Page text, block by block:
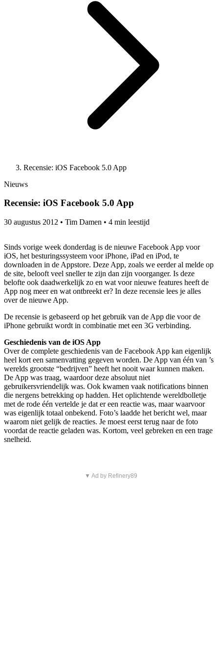
Recensie: iOS Facebook 5.0 App
Nieuws
Recensie: iOS Facebook 5.0 App
30 augustus 2012 • Tim Damen • 4 min leestijd
Sinds vorige week donderdag is de nieuwe Facebook App voor
iOS, het besturingssysteem voor iPhone, iPad en iPod, te
downloaden in de Appstore. Deze App, zoals we eerder al melde op
de site, belooft veel sneller te zijn dan zijn voorganger. Is deze
belofte ook daadwerkelijk zo en wat voor nieuwe features heeft de
App nog meer en wat ontbreekt er? In deze recensie lees je alles
over de nieuwe App.
De recensie is gebaseerd op het gebruik van de App die voor de
iPhone gebruikt wordt in combinatie met een 3G verbinding.
Geschiedenis van de iOS App
Over de complete geschiedenis van de Facebook App kan eigenlijk
heel kort een samenvatting gegeven worden. De App van één van ’s
werelds grootste “bedrijven” heeft het nooit waar kunnen maken.
De App was traag, waardoor deze absoluut niet
gebruikersvriendelijk was. Ook kwamen vaak notifications binnen
die nergens betrekking op hadden. Het oplichtende wereldbolletje
met de rode één vertelde je dat er een reactie was, maar waarvoor
was eigenlijk totaal onbekend. Foto’s laadde het bericht wel, maar
waarom niet gelijk de reacties. Je moest eerst terug naar de foto
voordat de reactie geladen was. Kortom, veel gebreken en een trage
snelheid.
▼ Ad by Refinery89